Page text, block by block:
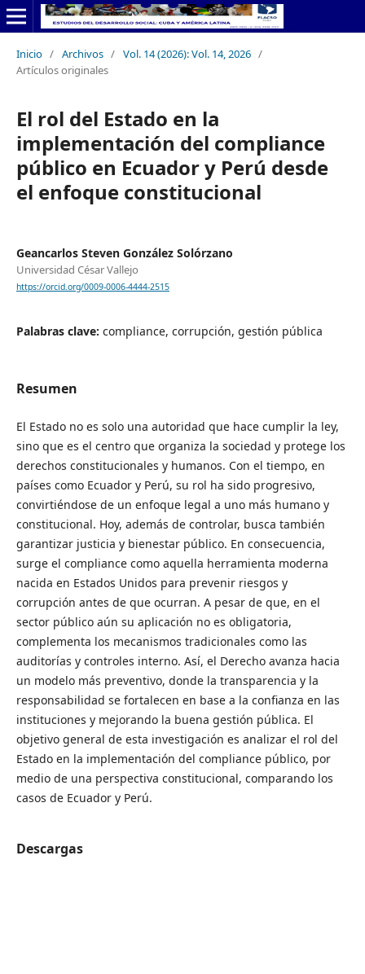
Inicio / Archivos / Vol. 14 (2026): Vol. 14, 2026 /
Artículos originales
El rol del Estado en la
implementación del compliance
público en Ecuador y Perú desde
el enfoque constitucional
Geancarlos Steven González Solórzano
Universidad César Vallejo
https://orcid.org/0009-0006-4444-2515
Palabras clave: compliance, corrupción, gestión pública
Resumen
El Estado no es solo una autoridad que hace cumplir la ley,
sino que es el centro que organiza la sociedad y protege los
derechos constitucionales y humanos. Con el tiempo, en
países como Ecuador y Perú, su rol ha sido progresivo,
convirtiéndose de un enfoque legal a uno más humano y
constitucional. Hoy, además de controlar, busca también
garantizar justicia y bienestar público. En consecuencia,
surge el compliance como aquella herramienta moderna
nacida en Estados Unidos para prevenir riesgos y
corrupción antes de que ocurran. A pesar de que, en el
sector público aún su aplicación no es obligatoria,
complementa los mecanismos tradicionales como las
auditorías y controles interno. Así, el Derecho avanza hacia
un modelo más preventivo, donde la transparencia y la
responsabilidad se fortalecen en base a la confianza en las
instituciones y mejorando la buena gestión pública. El
objetivo general de esta investigación es analizar el rol del
Estado en la implementación del compliance público, por
medio de una perspectiva constitucional, comparando los
casos de Ecuador y Perú.
Descargas